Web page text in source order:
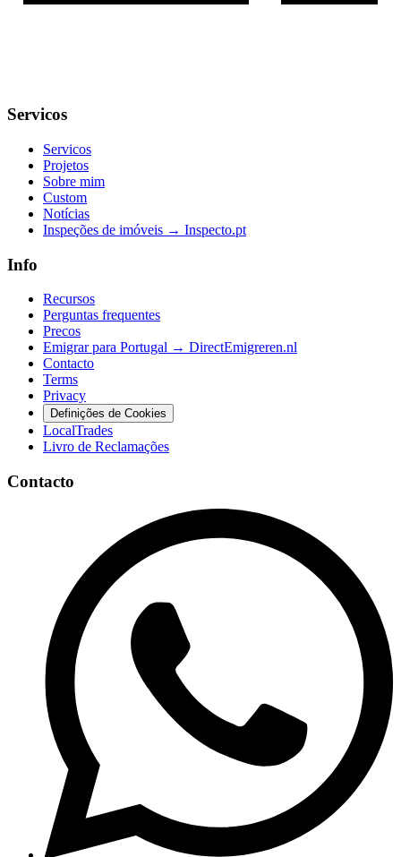
Servicos
Servicos
Projetos
Sobre mim
Custom
Notícias
Inspeções de imóveis → Inspecto.pt
Info
Recursos
Perguntas frequentes
Precos
Emigrar para Portugal → DirectEmigreren.nl
Contacto
Terms
Privacy
Definições de Cookies
LocalTrades
Livro de Reclamações
Contacto